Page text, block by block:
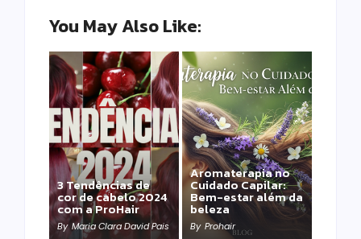
You May Also Like:
3 Tendências de
cor de cabelo 2024
com a ProHair
By Maria Clara David Pais
Aromaterapia no
Cuidado Capilar:
Bem-estar além da
beleza
By Prohair
Detox Capilar: Por
que remover
metais pesados
salva sua química?
By Prohair